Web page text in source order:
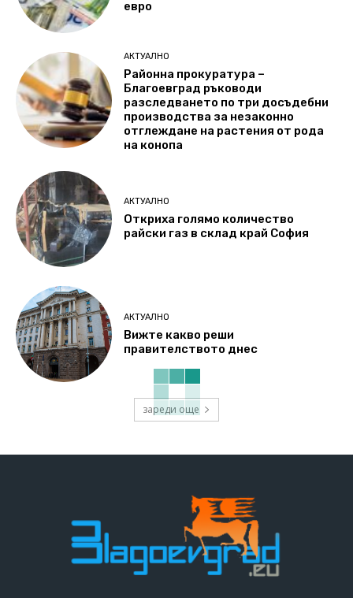
евро
АКТУАЛНО
Районна прокуратура –
Благоевград ръководи
разследването по три досъдебни
производства за незаконно
отглеждане на растения от рода
на конопа
АКТУАЛНО
Откриха голямо количество
райски газ в склад край София
АКТУАЛНО
Вижте какво реши
правителството днес
зареди още